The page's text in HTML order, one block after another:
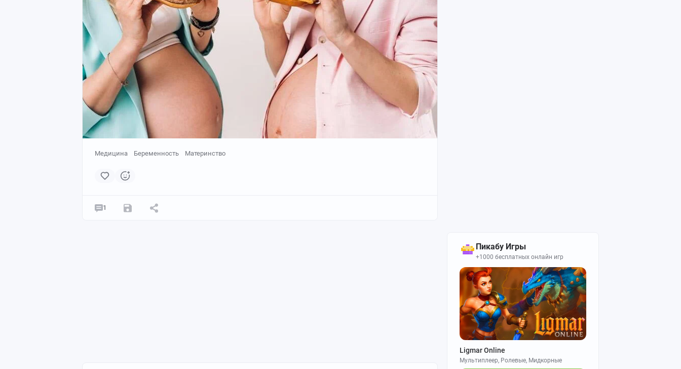
Пикабу Игры
+1000 бесплатных онлайн игр
Ligmar Online
Мультиплеер, Ролевые, Мидкорные
Медицина Беременность Материнство
1